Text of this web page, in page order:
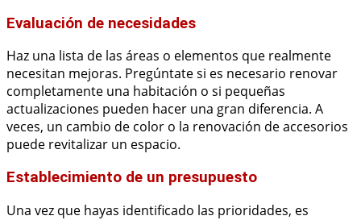
Evaluación de necesidades
Haz una lista de las áreas o elementos que realmente
necesitan mejoras. Pregúntate si es necesario renovar
completamente una habitación o si pequeñas
actualizaciones pueden hacer una gran diferencia. A
veces, un cambio de color o la renovación de accesorios
puede revitalizar un espacio.
Establecimiento de un presupuesto
Una vez que hayas identificado las prioridades, es